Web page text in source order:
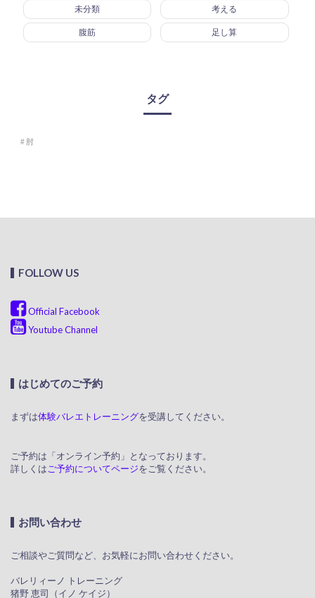
未分類 考える
腹筋 足し算
タグ
肘
FOLLOW US
Official Facebook
Youtube Channel
はじめてのご予約
まずは体験バレエトレーニングを受講してください。
ご予約は「オンライン予約」となっております。
詳しくは ご予約についてページをご覧ください。
お問い合わせ
ご相談やご質問など、お気軽にお問い合わせください。
​ バレリィーノ トレーニング
猪野 恵司（イノ ケイジ）